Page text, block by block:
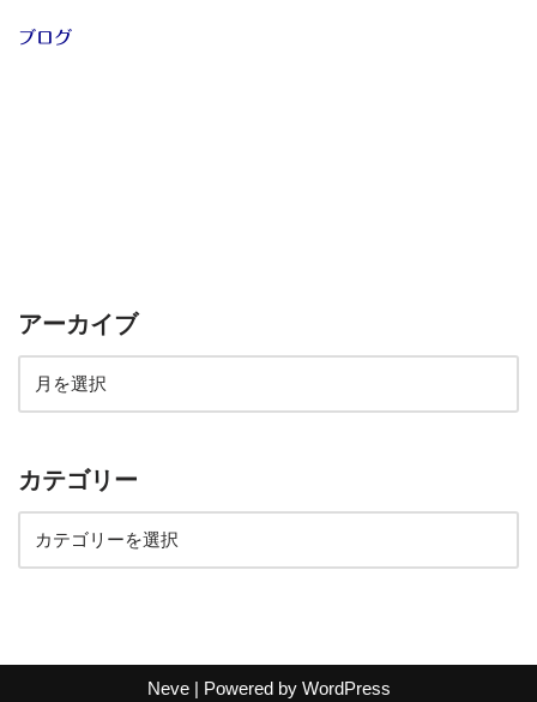
ブログ
アーカイブ
カテゴリー
Neve| Powered by WordPress